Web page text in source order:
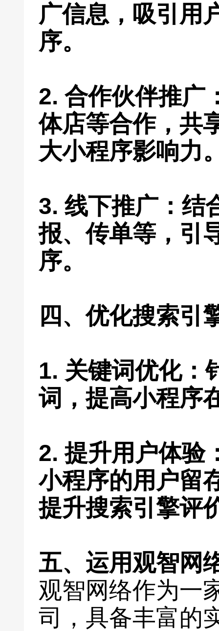
广信息，吸引用
序。
2. 合作伙伴推广
体店等合作，共
大小程序影响力
3. 线下推广：结
报、传单等，引
序。
四、优化搜索引
1. 关键词优化：
词，提高小程序
2. 提升用户体验
小程序的用户留
提升搜索引擎评
五、运用观智网
观智网络作为一
司，具备丰富的